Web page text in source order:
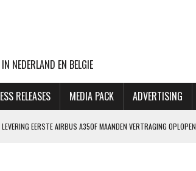
NEDERLAND EN BELGIE
RELEASES MEDIA PACK ADVERTISING
EERSTE AIRBUS A350F MAANDEN VERTRAGING OPLOPEN